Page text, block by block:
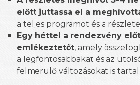
előtt juttassa el a
a teljes programot és a
Egy héttel a rendezvény
emlékeztetőt, amely
a legfontosabbakat és az
felmerülő változásokat is